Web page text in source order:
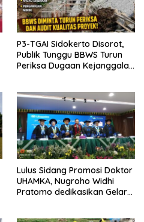
P3-TGAI Sidokerto Disorot,
Publik Tunggu BBWS Turun
Periksa Dugaan Kejanggalan
Lulus Sidang Promosi Doktor
UHAMKA, Nugroho Widhi
Pratomo dedikasikan Gelar